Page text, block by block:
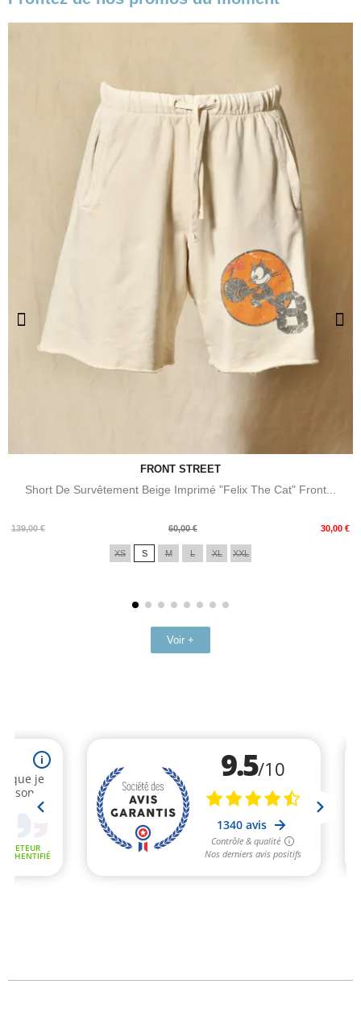
FRONT STREET
Short De Survêtement Beige Imprimé "Felix The Cat" Front...
139,00 €
Prix
60,00 € 30,00 €
Prix
XS S M L XL XXL
Voir +